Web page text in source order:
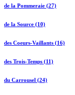
de la Pommeraie (27)
de la Source (10)
des Coeurs-Vaillants (16)
des Trois-Temps (11)
du Carrousel (24)